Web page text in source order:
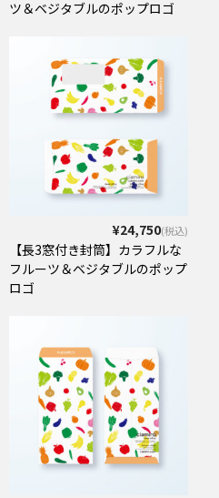
ツ＆ベジタブルのポップロゴ
¥24,750(税込)
【長3窓付き封筒】カラフルな
フルーツ＆ベジタブルのポップ
ロゴ